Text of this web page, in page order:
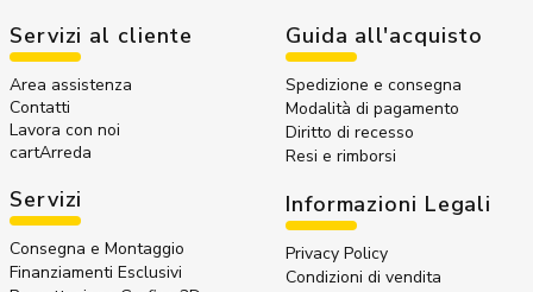
Servizi al cliente
Area assistenza
Contatti
Lavora con noi
cartArreda
Servizi
Consegna e Montaggio
Finanziamenti Esclusivi
Guida all'acquisto
Spedizione e consegna
Modalità di pagamento
Diritto di recesso
Resi e rimborsi
Informazioni Legali
Privacy Policy
Condizioni di vendita